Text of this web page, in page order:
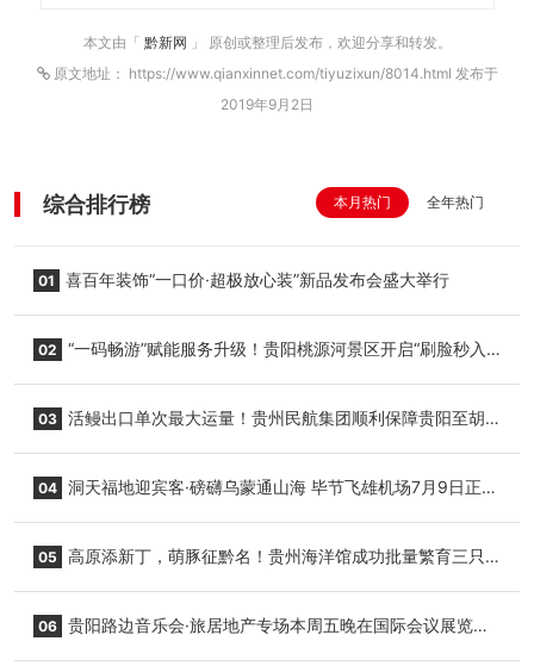
本文由「 黔新网 」 原创或整理后发布，欢迎分享和转发。
原文地址： https://www.qianxinnet.com/tiyuzixun/8014.html 发布于
2019年9月2日
综合排行榜 本月热门 全年热门
01 喜百年装饰“一口价·超极放心装”新品发布会盛大举行
02 “一码畅游”赋能服务升级！贵阳桃源河景区开启“刷脸秒入
03 活鳗出口单次最大运量！贵州民航集团顺利保障贵阳至胡
04 洞天福地迎宾客·磅礴乌蒙通山海 毕节飞雄机场7月9日正式
05 高原添新丁，萌豚征黔名！贵州海洋馆成功批量繁育三只
06 贵阳路边音乐会·旅居地产专场本周五晚在国际会议展览中